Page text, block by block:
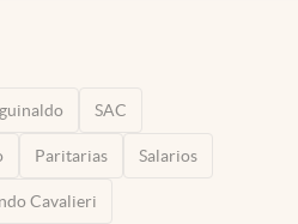
SAC
Paritarias Salarios
Cavalieri